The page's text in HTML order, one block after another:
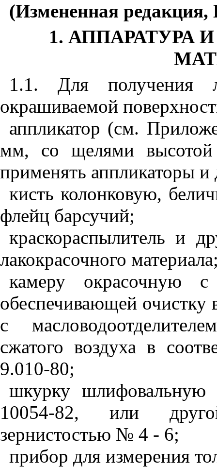
(Измененная
1. АППАРАТУРА
1.1. Для получения
окрашиваемой
аппликатор (см.
мм, со щелями
применять аппликаторы и
кисть колонковую,
флейц барсучий;
краскораспылитель и
лакокрасочного
камеру окрасочную с
обеспечивающей очистку
с
сжатого воздуха в
9.010-80;
шкурку
10054-82, или
зернистостью № 4 - 6;
прибор для измерения